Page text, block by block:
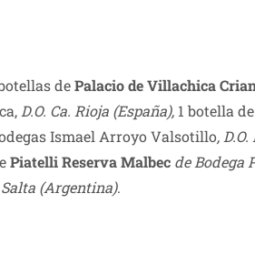
dePalacio de Villachica
D.O. Ca. Rioja (España), 1 botella de
Ismael Arroyo Valsotillo,
Piatelli Reserva Malbec de Bodega
(Argentina).